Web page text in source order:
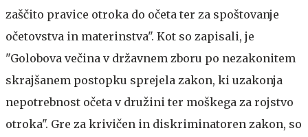
zaščito pravice otroka do očeta ter za spoštovanje
očetovstva in materinstva". Kot so zapisali, je
"Golobova večina v državnem zboru po nezakonitem
skrajšanem postopku sprejela zakon, ki uzakonja
nepotrebnost očeta v družini ter moškega za rojstvo
otroka". Gre za krivičen in diskriminatoren zakon, so